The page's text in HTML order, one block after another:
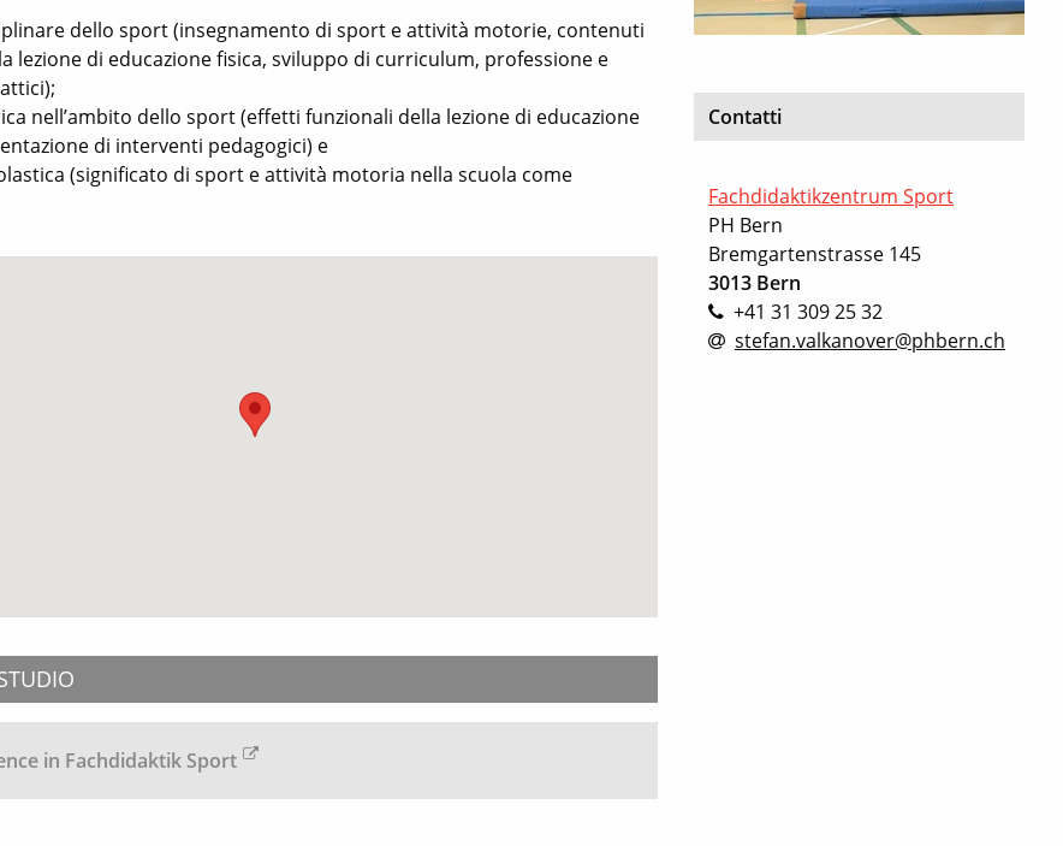
dello sport (insegnamento di sport e attività motorie, contenuti
lezione di educazione fisica, sviluppo di curriculum, professione e
nell’ambito dello sport (effetti funzionali della lezione di educazione
di interventi pedagogici) e
(significato di sport e attività motoria nella scuola come
in Fachdidaktik Sport
Contatti
Fachdidaktikzentrum Sport
PH Bern
Bremgartenstrasse 145
3013 Bern
+41 31 309 25 32
stefan.valkanover@phbern.ch